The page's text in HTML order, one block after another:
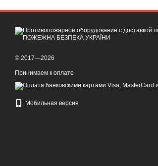
© 2017—2026
Принимаем к оплате
Мобильная версия